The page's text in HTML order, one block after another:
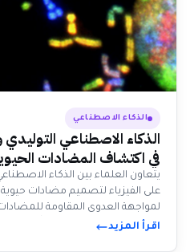
الذكاء الاصطناعي
الذكاء الاصطناعي
في اكتشاف المضادات
يتعاون العلماء بين الذكاء
على الفيزياء لتصميم مضادات
لمواجهة العدوى المقاومة للمضادات
اقرأ المزيد